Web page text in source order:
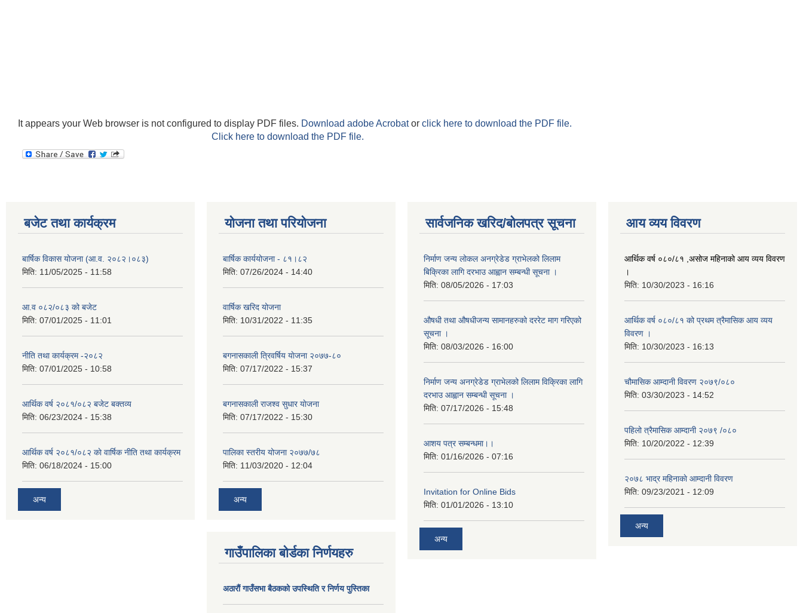
It appears your Web browser is not configured to display PDF files. Download adobe Acrobator click here to download the PDF file.
Click here to download the PDF file.
बजेट तथा कार्यक्रम
बार्षिक विकास योजना (आ.व. २०८२।०८३)
मिति: 11/05/2025 - 11:58
आ.व ०८२/०८३ को बजेट
मिति: 07/01/2025 - 11:01
नीति तथा कार्यक्रम -२०८२
मिति: 07/01/2025 - 10:58
आर्थिक वर्ष २०८१/०८२ बजेट बक्तव्य
मिति: 06/23/2024 - 15:38
आर्थिक वर्ष २०८१/०८२ काे वार्षिक नीति तथा कार्यक्रम
मिति: 06/18/2024 - 15:00
अन्य
योजना तथा परियोजना
बार्षिक कार्ययोजना - ८१।८२
मिति: 07/26/2024 - 14:40
वार्षिक खरिद योजना
मिति: 10/31/2022 - 11:35
बगनासकाली त्रिवर्षिय याेजना २०७७-८०
मिति: 07/17/2022 - 15:37
बगनासकाली राजश्व सुधार याेजना
मिति: 07/17/2022 - 15:30
पालिका स्तरीय योजना २०७७/७८
मिति: 11/03/2020 - 12:04
अन्य
गाउँपालिका बोर्डका निर्णयहरु
अठाराैं गाउँसभा बैठकको उपस्थिति र निर्णय पुस्तिका
सार्वजनिक खरिद/बोलपत्र सूचना
निर्माण जन्य लोकल अनग्रेडेड ग्राभेलको लिलाम
बिक्रिका लागि दरभाउ आह्वान सम्बन्धी सूचना ।
मिति: 08/05/2026 - 17:03
औषधी तथा औषधीजन्य सामानहरुको दररेट माग गरिएको
सूचना ।
मिति: 08/03/2026 - 16:00
निर्माण जन्य अनग्रेडेड ग्राभेलको लिलाम विक्रिका लागि
दरभाउ आह्वान सम्बन्धी सूचना ।
मिति: 07/17/2026 - 15:48
आशय पत्र सम्बन्धमा।।
मिति: 01/16/2026 - 07:16
Invitation for Online Bids
मिति: 01/01/2026 - 13:10
अन्य
आय व्यय विवरण
आर्थिक वर्ष ०८०/८१ ,असोज महिनाको आय व्यय विवरण
।
मिति: 10/30/2023 - 16:16
आर्थिक वर्ष ०८०/८१ को प्रथम त्रैमासिक आय व्यय
विवरण ।
मिति: 10/30/2023 - 16:13
चौमासिक आम्दानी विवरण २०७९/०८०
मिति: 03/30/2023 - 14:52
पहिलो त्रैमासिक आम्दानी २०७९ /०८०
मिति: 10/20/2022 - 12:39
२०७८ भाद्र महिनाकाे आम्दानी विवरण
मिति: 09/23/2021 - 12:09
अन्य